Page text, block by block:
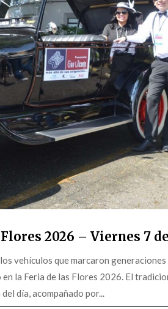
2026 – Viernes 7
vehículos que marcaron
la Feria de las Flores 2026. El
día, acompañado por...